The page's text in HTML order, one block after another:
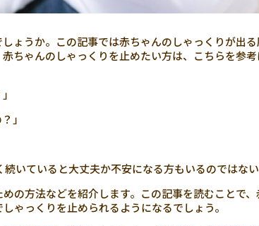
ょうか。この記事では赤ちゃんのしゃっくりが出
ちゃんのしゃっくりを止めたい方は、こちらを参
」
いていると大丈夫か不安になる方もいるのではない
の方法などを紹介します。この記事を読むことで
ゃっくりを止められるようになるでしょう。